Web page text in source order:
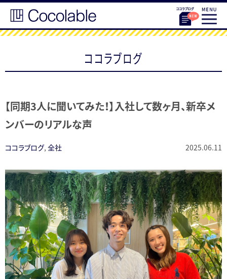
ココラブログ
【同期3人に聞いてみた！】入社して数ヶ月、新卒メ
ンバーのリアルな声
ココラブログ, 全社 2025.06.11